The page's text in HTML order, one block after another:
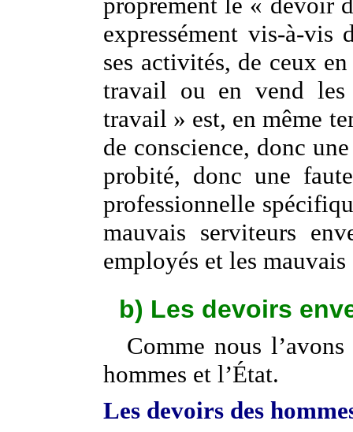
expressément vis-à-
ses activités, de ceux
travail ou en vend les
travail » est, en même
de conscience, donc
probité, donc une
professionnelle
mauvais serviteurs
employés et les
b) Les devoirs
Comme nous
hommes et l’État.
Les devoirs des